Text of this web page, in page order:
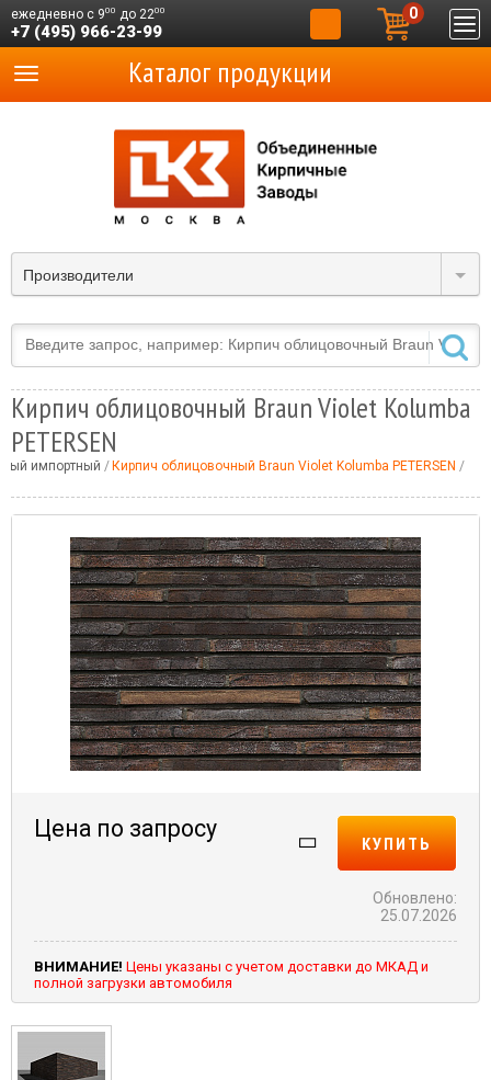
ежедневно с 900 до 2200
+7 (495) 966-23-99
0
Производители
Каталог продукции
Кирпич облицовочный Braun Violet Kolumba
PETERSEN
импортный Кирпич облицовочный Braun Violet Kolumba PETERSEN
Цена по запросу
КУПИТЬ
Обновлено:
25.07.2026
ВНИМАНИЕ! Цены указаны с учетом доставки до МКАД и
полной загрузки автомобиля